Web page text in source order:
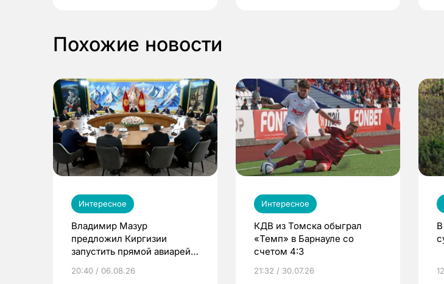
Похожие новости
Интересное
Владимир Мазур
предложил Киргизии
запустить прямой авиарейс
20:40 / 06.08.26
Интересное
КДВ из Томска обыграл
«Темп» в Барнауле со
счетом 4:3
21:32 / 30.07.26